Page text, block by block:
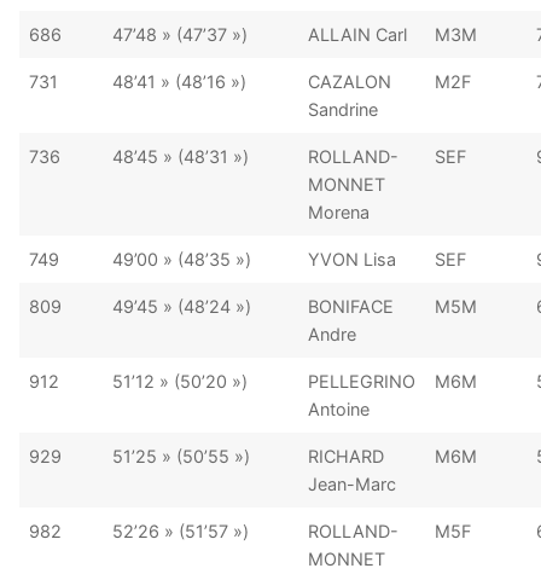
686 47’48 » (47’37 ») ALLAIN Carl M3M
731 48’41 » (48’16 »)
CAZALON
Sandrine
M2F
736 48’45 » (48’31 »)
ROLLAND-
MONNET
Morena
SEF
749 49’00 » (48’35 ») YVON Lisa SEF
809 49’45 » (48’24 »)
BONIFACE
Andre
M5M
912 51’12 » (50’20 »)
PELLEGRINO
Antoine
M6M
929 51’25 » (50’55 »)
RICHARD
Jean-Marc
M6M
982 52’26 » (51’57 »)
ROLLAND-
MONNET
M5F